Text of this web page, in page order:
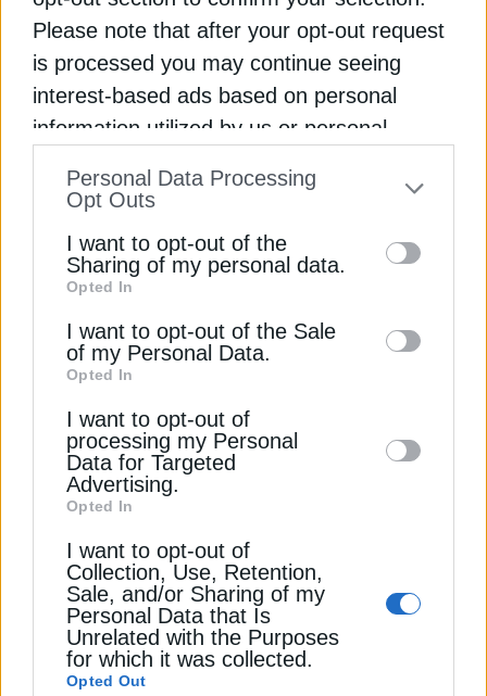
Please note that after your opt-out request
is processed you may continue seeing
interest-based ads based on personal
information utilized by us or personal
to your opt-out. You may separately opt-out
information by third parties on the IAB’s list
of downstream participants. This
information may also be disclosed by us to
third parties on theIAB’s List of
Downstream Participants
disclose it to other third parties.
Personal Data Processing
Opt Outs
I want to opt-out of the
Sharing of my personal data.
Opted In
I want to opt-out of the Sale
of my Personal Data.
Opted In
I want to opt-out of
processing my Personal
Data for Targeted
Advertising.
Opted In
I want to opt-out of
Collection, Use, Retention,
Sale, and/or Sharing of my
Personal Data that Is
Unrelated with the Purposes
for which it was collected.
Opted Out
ανά την επικράτεια δεν θα επωμιστούν το τεράστιο
κόστος των κυβερνητικών λαθών.
Διαβάστε ακόμη
Παρέμβαση Παρασύρη για τις εξαιρέσεις έργων
ΑΠΕ στο νέο χωροταξικό
Παρασύρης: Οι Έλληνες πλήρωσαν 18,9%
Παρασύρης (ΠΑΣΟΚ): Η πράσινη μετάβαση πρέπει
να είναι δίκαιη
ΠΑΣΟΚ ΠΡΟΓΡΑΜΜΑ ΑΠΟΛΛΩΝ
ΤΑΜΕΙΟ ΑΝΑΚΑΜΨΗΣ ΚΑΙ ΑΝΘΕΚΤΙΚΟΤΗΤΑΣ
ΔΕΊΤΕ ΕΠΊΣΗΣ